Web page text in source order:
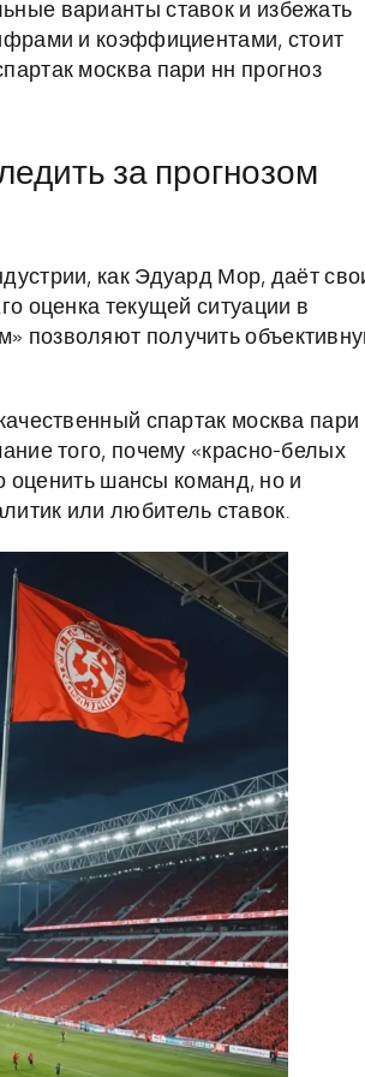
варианты ставок и избежать
и коэффициентами, стоит
москва пари нн прогноз
за прогнозом
как Эдуард Мор, даёт
оценка текущей ситуации в
позволяют получить
спартак москва пари
того, почему «красно-белых
оценить шансы команд, но и
или любитель ставок.